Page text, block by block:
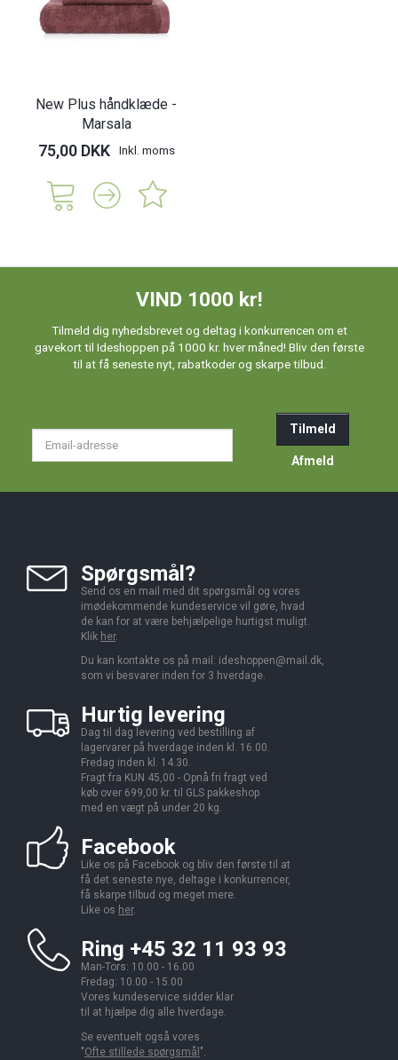
New Plus håndklæde -
Marsala
75,00 DKK Inkl. moms
VIND 1000 kr!
Tilmeld dig nyhedsbrevet og deltag i konkurrencen om et
gavekort til Ideshoppen på 1000 kr. hver måned! Bliv den første
til at få seneste nyt, rabatkoder og skarpe tilbud.
Tilmeld
Afmeld
Spørgsmål?
Send os en mail med dit spørgsmål og vores
imødekommende kundeservice vil gøre, hvad
de kan for at være behjælpelige hurtigst muligt.
Klik her.
Du kan kontakte os på mail: ideshoppen@mail.dk,
som vi besvarer inden for 3 hverdage.
Hurtig levering
Dag til dag levering ved bestilling af
lagervarer på hverdage inden kl. 16.00.
Fredag inden kl. 14.30.
Fragt fra KUN 45,00 - Opnå fri fragt ved
køb over 699,00 kr. til GLS pakkeshop
med en vægt på under 20 kg.
Facebook
Like os på Facebook og bliv den første til at
få det seneste nye, deltage i konkurrencer,
få skarpe tilbud og meget mere.
Like os her.
Ring +45 32 11 93 93
Man-Tors: 10.00 - 16.00
Fredag: 10.00 - 15.00
Vores kundeservice sidder klar
til at hjælpe dig alle hverdage.
Se eventuelt også vores
"Ofte stillede spørgsmål ".